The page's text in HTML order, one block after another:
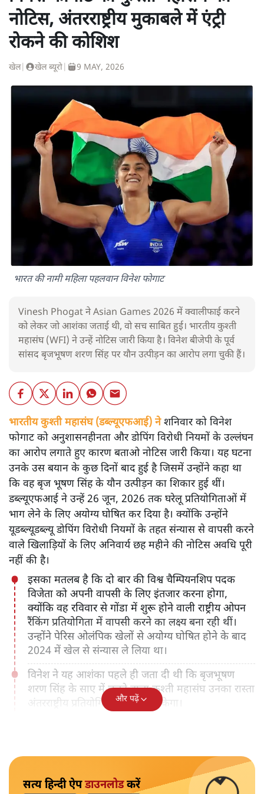
नोटिस, अंतरराष्ट्रीय मुकाबले में एंट्री
रोकने की कोशिश
खेल| खेल ब्यूरो 9 MAY, 2026
भारत की नामी महिला पहलवान विनेश फोगाट
Vinesh Phogat ने Asian Games 2026 में क्वालीफाई करने
को लेकर जो आशंका जताई थी, वो सच साबित हुई। भारतीय कुश्ती
महासंघ (WFI) ने उन्हें नोटिस जारी किया है। विनेश बीजेपी के पूर्व
सांसद बृजभूषण शरण सिंह पर यौन उत्पीड़न का आरोप लगा चुकी हैं।
भारतीय कुश्ती महासंघ (डब्ल्यूएफआई) नेशनिवार को विनेश
फोगाट को अनुशासनहीनता और डोपिंग विरोधी नियमों के उल्लंघन
का आरोप लगाते हुए कारण बताओ नोटिस जारी किया। यह घटना
उनके उस बयान के कुछ दिनों बाद हुई है जिसमें उन्होंने कहा था
कि वह बृज भूषण सिंह के यौन उत्पीड़न का शिकार हुई थीं।
डब्ल्यूएफआई ने उन्हें 26 जून, 2026 तक घरेलू प्रतियोगिताओं में
भाग लेने के लिए अयोग्य घोषित कर दिया है। क्योंकि उन्होंने
यूडब्ल्यूडब्ल्यू डोपिंग विरोधी नियमों के तहत संन्यास से वापसी करने
वाले खिलाड़ियों के लिए अनिवार्य छह महीने की नोटिस अवधि पूरी
नहीं की है।
इसका मतलब है कि दो बार की विश्व चैम्पियनशिप पदक
विजेता को अपनी वापसी के लिए इंतजार करना होगा,
क्योंकि वह रविवार से गोंडा में शुरू होने वाली राष्ट्रीय ओपन
रैंकिंग प्रतियोगिता में वापसी करने का लक्ष्य बना रही थीं।
उन्होंने पेरिस ओलंपिक खेलों से अयोग्य घोषित होने के बाद
2024 में खेल से संन्यास ले लिया था।
विनेश ने यह आशंका पहले ही जता दी थी कि बृजभूषण
शरण सिंह के साए में चलने वाला कुश्ती महासंघ उनका रास्ता
अंतरराष्ट्रीय प्रतियोगिता में जाने से रोकेगा।
और पढ़ें
सत्य हिन्दी ऐपडाउनलोडकरें